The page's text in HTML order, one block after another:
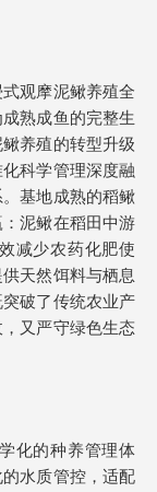
观摩泥鳅养殖全
熟成鱼的完整生
养殖的转型升级
科学管理深度融
基地成熟的稻鳅
泥鳅在稻田中游
减少农药化肥使
天然饵料与栖息
破了传统农业产
又严守绿色生态
化的种养管理体
水质管控，适配